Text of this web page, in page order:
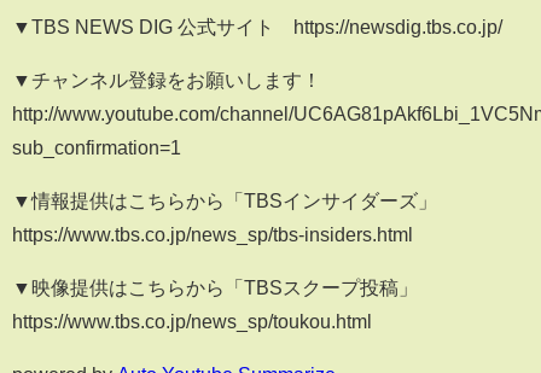
▼TBS NEWS DIG 公式サイト https://newsdig.tbs.co.jp/
▼チャンネル登録をお願いします！
http://www.youtube.com/channel/
sub_confirmation=1
▼情報提供はこちらから「TBSインサイダーズ」
https://www.tbs.co.jp/news_sp/tbs-insiders.html
▼映像提供はこちらから「TBSスクープ投稿」
https://www.tbs.co.jp/news_sp/toukou.html